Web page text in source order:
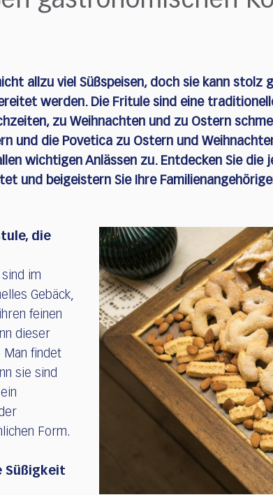
allzu viel Süßspeisen, doch sie kann stolz
werden. Die Fritule sind eine
zu Weihnachten und zu Ostern
und die Povetica zu Ostern und
wichtigen Anlässen zu. Entdecken Sie die
und beigeistern Sie Ihre
die
im
Gebäck,
feinen
dieser
Man findet
sie sind
Form.
Süßigkeit